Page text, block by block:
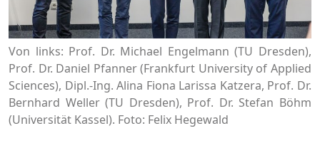
Von links: Prof. Dr. Michael Engelmann (TU Dresden),
Prof. Dr. Daniel Pfanner (Frankfurt University of Applied
Sciences), Dipl.-Ing. Alina Fiona Larissa Katzera, Prof. Dr.
Bernhard Weller (TU Dresden), Prof. Dr. Stefan Böhm
(Universität Kassel). Foto: Felix Hegewald